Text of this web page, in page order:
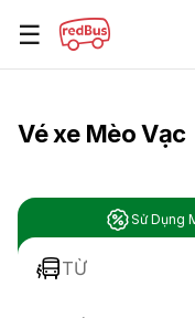
☰
Vé xe Mèo Vạc
Sử Dụng
TỪ